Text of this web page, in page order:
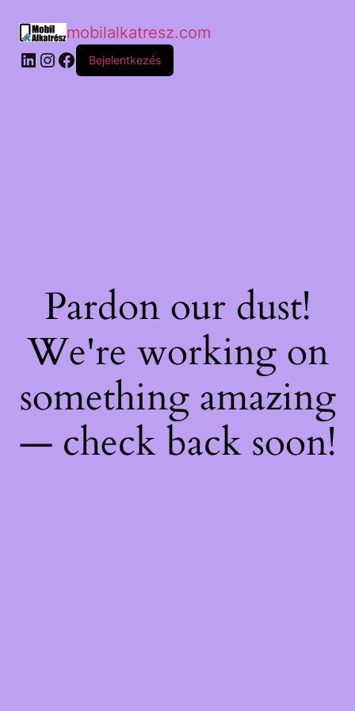
mobilalkatresz.com
Bejelentkezés
Pardon our dust!
We're working on
something amazing
— check back soon!